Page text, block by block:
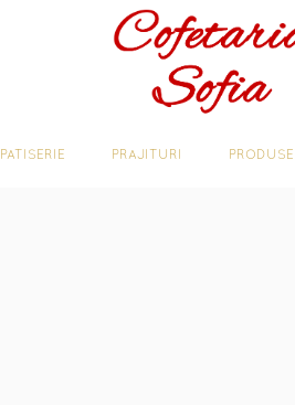
PATISERIE PRAJITURI
PATISERIE PRAJITURI